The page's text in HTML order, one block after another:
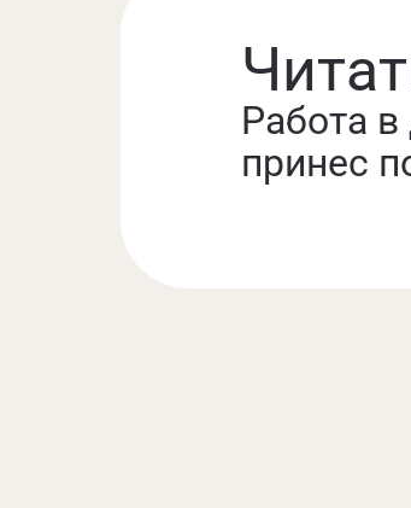
Работа
принес